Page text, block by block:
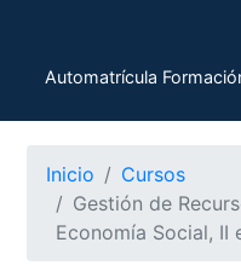
Automatrícula
Inicio
Cursos
Gestión de
Economía Social, II